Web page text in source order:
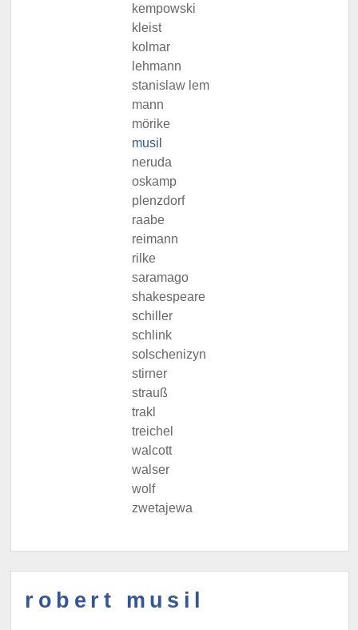
kempowski
kleist
kolmar
lehmann
stanislaw lem
mann
mörike
musil
neruda
oskamp
plenzdorf
raabe
reimann
rilke
saramago
shakespeare
schiller
schlink
solschenizyn
stirner
strauß
trakl
treichel
walcott
walser
wolf
zwetajewa
robert musil